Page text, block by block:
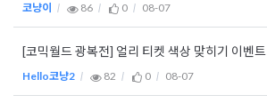
코냥이 86 0 08-07
[코믹월드 광복전] 얼리 티켓 색상 맞히기 이벤트
Hello코냥2 82 0 08-07